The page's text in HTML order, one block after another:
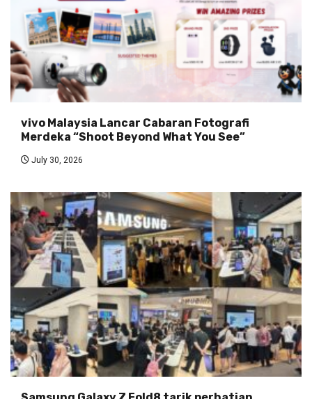
vivo Malaysia Lancar Cabaran Fotografi
Merdeka “Shoot Beyond What You See”
July 30, 2026